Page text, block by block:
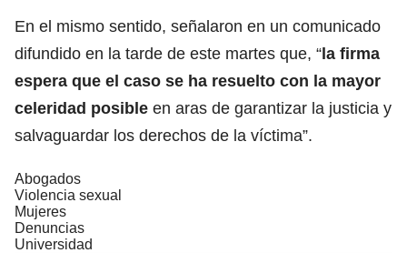
En el mismo sentido, señalaron en un comunicado
difundido en la tarde de este martes que, “la firma
espera que el caso se ha resuelto con la mayor
celeridad posible en aras de garantizar la justicia y
salvaguardar los derechos de la víctima”.
Abogados
Violencia sexual
Mujeres
Denuncias
Universidad